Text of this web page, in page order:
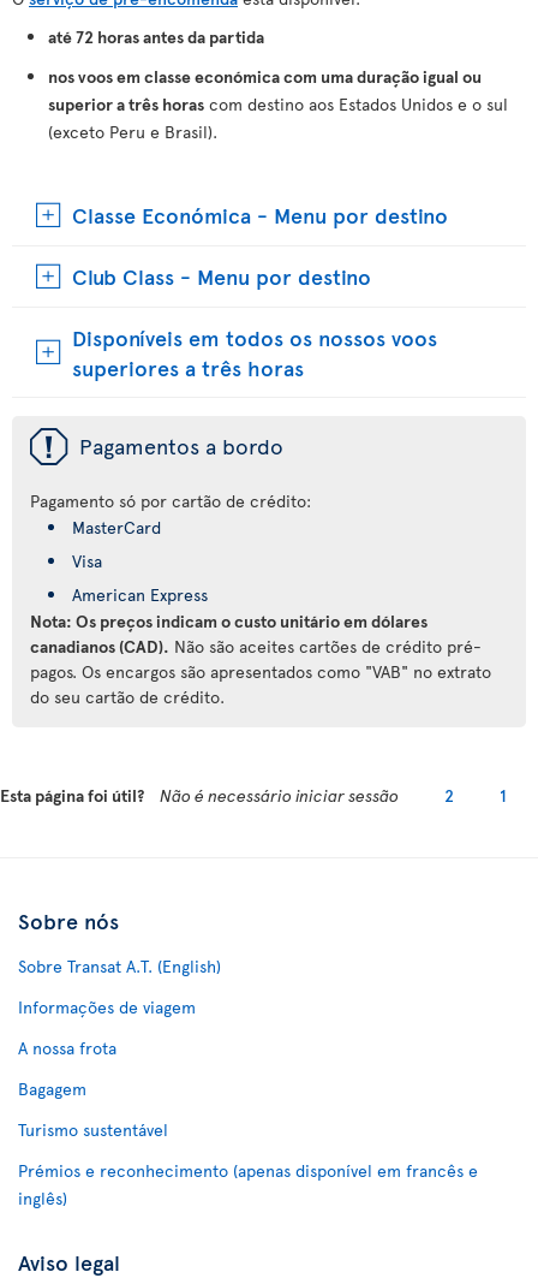
até 72 horas antes da partida
nos voos em classe económica com uma duração igual ou
superior a três horas com destino aos Estados Unidos e o sul
(exceto Peru e Brasil).
Classe Económica - Menu por destino
Club Class - Menu por destino
Disponíveis em todos os nossos voos
superiores a três horas
ü Pagamentos a bordo
Pagamento só por cartão de crédito:
MasterCard
Visa
American Express
Nota: Os preços indicam o custo unitário em dólares
canadianos (CAD). Não são aceites cartões de crédito pré-
pagos. Os encargos são apresentados como "VAB" no extrato
do seu cartão de crédito.
Esta página foi útil? Não é necessário iniciar sessão 2 1
Sobre nós
Sobre Transat A.T. (English)
Informações de viagem
A nossa frota
Bagagem
Turismo sustentável
Prémios e reconhecimento (apenas disponível em francês e
inglês)
Aviso legal